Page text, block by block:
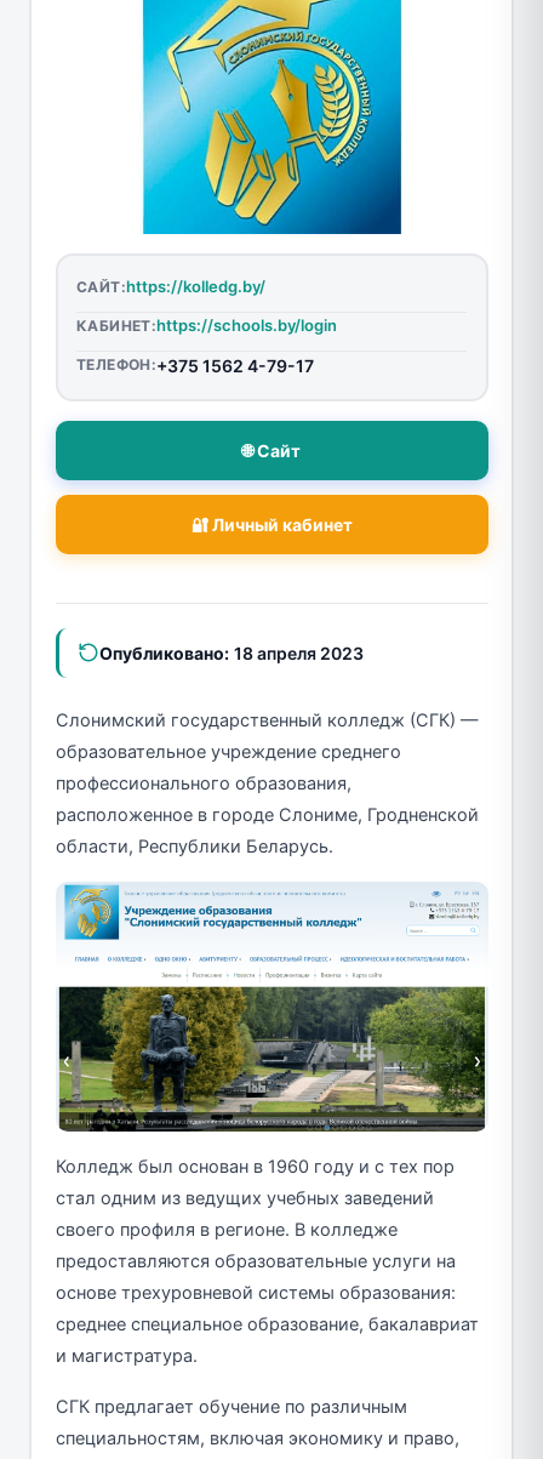
САЙТ:https://kolledg.by/
КАБИНЕТ:https://schools.by/login
ТЕЛЕФОН:+375 1562 4-79-17
🌐 Сайт
🔐 Личный кабинет
Опубликовано: 18 апреля 2023
Слонимский государственный колледж (СГК) —
образовательное учреждение среднего
профессионального образования,
расположенное в городе Слониме, Гродненской
области, Республики Беларусь.
Колледж был основан в 1960 году и с тех пор
стал одним из ведущих учебных заведений
своего профиля в регионе. В колледже
предоставляются образовательные услуги на
основе трехуровневой системы образования:
среднее специальное образование, бакалавриат
и магистратура.
СГК предлагает обучение по различным
специальностям, включая экономику и право,